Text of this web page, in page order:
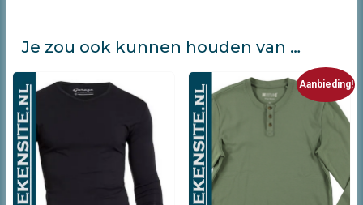
Je zou ook kunnen houden van …
Aanbieding!